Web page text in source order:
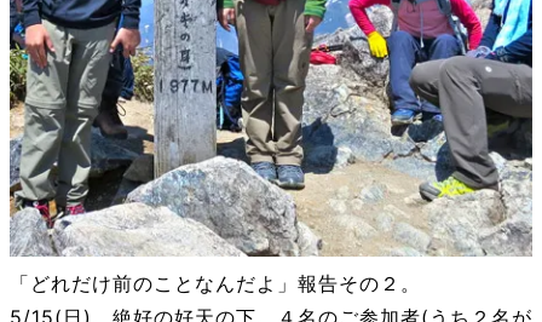
「どれだけ前のことなんだよ」報告その２。
5/15(日)、絶好の好天の下、４名のご参加者(うち２名が